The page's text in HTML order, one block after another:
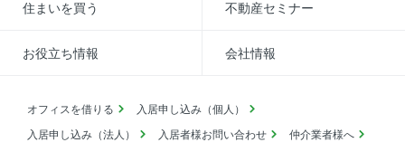
住まいを買う 不動産セミナー
お役立ち情報 会社情報
オフィスを借りる
入居申し込み（個人）
入居申し込み（法人）
入居者様お問い合わせ
仲介業者様へ